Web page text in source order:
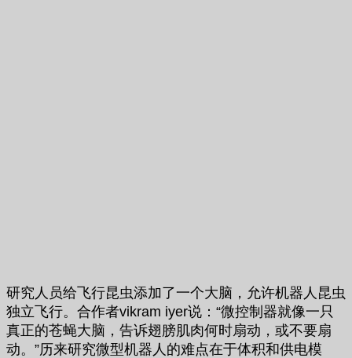
研究人员给飞行昆虫添加了一个大脑，允许机器人昆虫
独立飞行。合作者vikram iyer说：“微控制器就像一只
真正的苍蝇大脑，告诉翅膀肌肉何时扇动，或不要扇
动。”历来研究微型机器人的难点在于体积和供电模